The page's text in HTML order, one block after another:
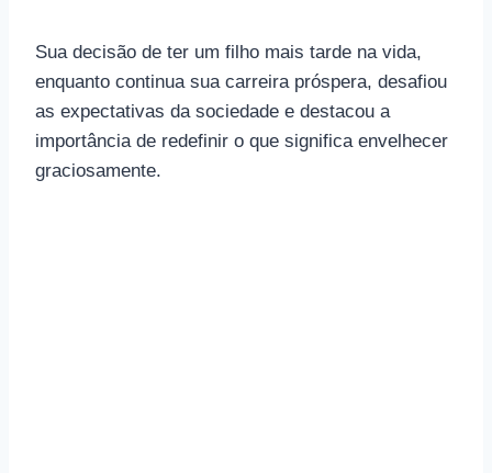
Sua decisão de ter um filho mais tarde na vida,
enquanto continua sua carreira próspera, desafiou
as expectativas da sociedade e destacou a
importância de redefinir o que significa envelhecer
graciosamente.